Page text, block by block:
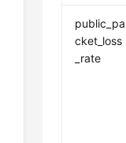
public_pa
cket_loss
_rate